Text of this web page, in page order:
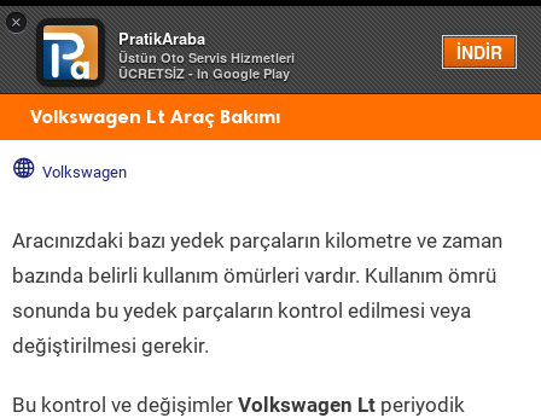
×
PratikAraba
Üstün Oto Servis Hizmetleri
ÜCRETSİZ - In Google Play
İNDİR
Menü
Volkswagen Lt Araç Bakımı
Volkswagen
Aracınızdaki bazı yedek parçaların kilometre ve zaman
bazında belirli kullanım ömürleri vardır. Kullanım ömrü
sonunda bu yedek parçaların kontrol edilmesi veya
değiştirilmesi gerekir.
Bu kontrol ve değişimler Volkswagen Lt periyodik